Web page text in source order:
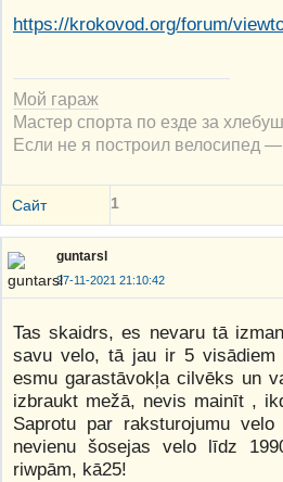
https://krokovod.org/forum/
Мой гараж
Мастер спорта по езде за
Если не я построил велосипед
Сайт 1
guntarsl
27-11-2021 21:10:42
Tas skaidrs, es nevaru tā
savu velo, tā jau ir 5 visādiem
esmu garastāvokļa cilvēks un
izbraukt mežā, nevis mainīt ,
Saprotu par raksturojumu
nevienu šosejas velo līdz
riwpām, kā25!